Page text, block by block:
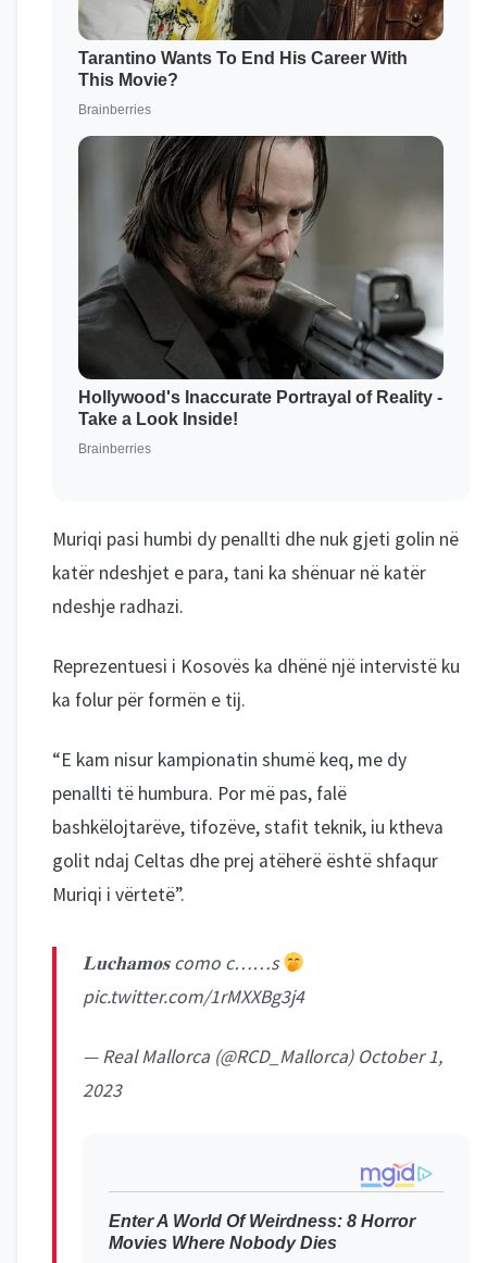
Muriqi pasi humbi dy penallti dhe nuk gjeti golin në
katër ndeshjet e para, tani ka shënuar në katër
ndeshje radhazi.
Reprezentuesi i Kosovës ka dhënë një intervistë ku
ka folur për formën e tij.
“E kam nisur kampionatin shumë keq, me dy
penallti të humbura. Por më pas, falë
bashkëlojtarëve, tifozëve, stafit teknik, iu ktheva
golit ndaj Celtas dhe prej atëherë është shfaqur
Muriqi i vërtetë”.
𝐋𝐮𝐜𝐡𝐚𝐦𝐨𝐬 como c……s
pic.twitter.com/1rMXXBg3j4
— Real Mallorca (@RCD_Mallorca) October 1,
2023